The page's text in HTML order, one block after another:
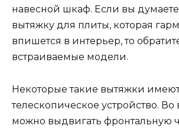
навесной шкаф. Если вы
вытяжку для плиты, которая
впишется в интерьер, то
встраиваемые модели.
Некоторые такие вытяжки
телескопическое устройство. Во
можно выдвигать фронтальную